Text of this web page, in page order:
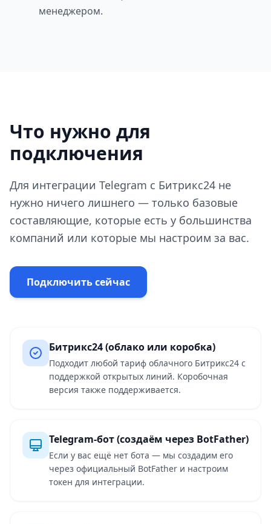
менеджером.
Что нужно для
подключения
Для интеграции Telegram с Битрикс24 не
нужно ничего лишнего — только базовые
составляющие, которые есть у большинства
компаний или которые мы настроим за вас.
Подключить сейчас
Битрикс24 (облако или коробка)
Подходит любой тариф облачного Битрикс24 с
поддержкой открытых линий. Коробочная
версия также поддерживается.
Telegram-бот (создаём через BotFather)
Если у вас ещё нет бота — мы создадим его
через официальный BotFather и настроим
токен для интеграции.